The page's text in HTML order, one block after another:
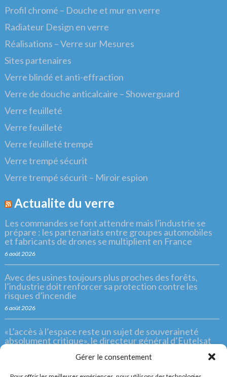
Gérer le consentement
Profil chromé – Douche et mur en verre
Radiateur Design en verre
Réalisations – Verre sur Mesures
Sites partenaires
Verre blindé et anti-effraction
Verre de douche anticalcaire – Showerguard
Verre feuilleté
Verre feuilleté
Verre feuilleté trempé
Verre trempé sécurit
Verre trempé sécurit – Miroir espion
Actualite du verre
Les commandes se font attendre mais l’industrie se
prépare : les partenariats entre groupes automobiles
et fabricants de drones se multiplient en France
6 août 2026
Avec des usines toujours plus proches des forêts,
l’industrie doit renforcer sa protection contre les
risques d’incendie
6 août 2026
«L’accès à l’espace reste un sujet de souveraineté
absolument critique», le directeur général d’Eutelsat